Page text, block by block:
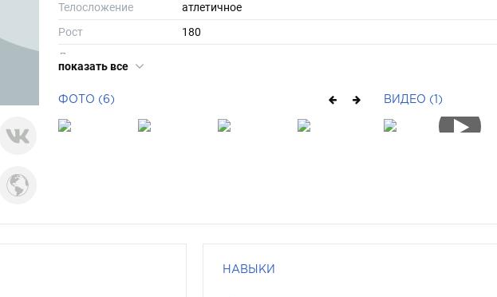
Телосложение
атлетичное
Рост
180
Длина волос
Цвет глаз
показать все
ФОТО (6) ВИДЕО (1)
НАВЫКИ